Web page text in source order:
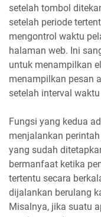
setelah tombol
setelah periode
mengontrol waktu
halaman web. Ini
untuk menampilkan
menampilkan pesan
setelah interval
Fungsi yang kedua
menjalankan
yang sudah
bermanfaat ketika
tertentu secara
dijalankan berulang
Misalnya, jika suatu